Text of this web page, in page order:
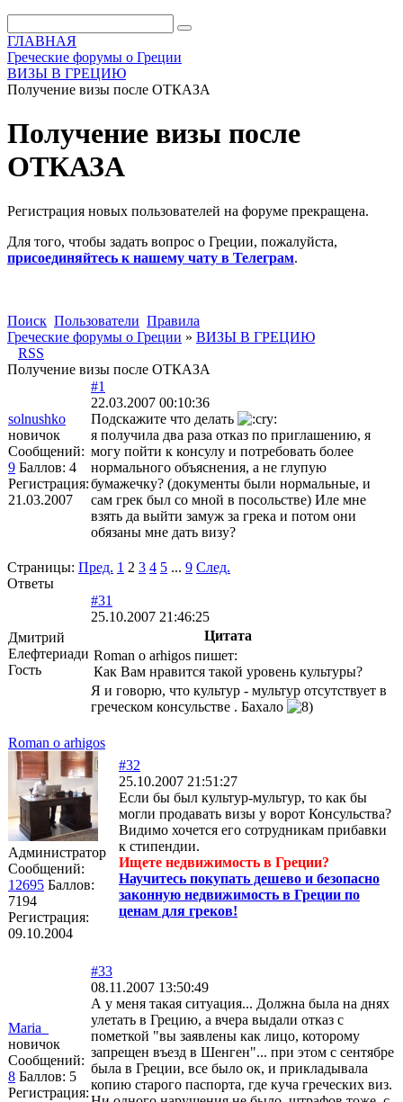
ГЛАВНАЯ
Греческие форумы о Греции
ВИЗЫ В ГРЕЦИЮ
Получение визы после ОТКАЗА
Получение визы после
ОТКАЗА
Регистрация новых пользователей на форуме прекращена.
Для того, чтобы задать вопрос о Греции, пожалуйста,
присоединяйтесь к нашему чату в Телеграм.
Поиск Пользователи Правила
Греческие форумы о Греции » ВИЗЫ В ГРЕЦИЮ
RSS
Получение визы после ОТКАЗА
solnushko
новичок
Сообщений:
9 Баллов: 4
Регистрация:
21.03.2007
#1
22.03.2007 00:10:36
Подскажите что делать
я получила два раза отказ по приглашению, я
могу пойти к консулу и потребовать более
нормального объяснения, а не глупую
бумажечку? (документы были нормальные, и
сам грек был со мной в посольстве) Иле мне
взять да выйти замуж за грека и потом они
обязаны мне дать визу?
Страницы: Пред. 1 2 3 4 5 ... 9 След.
Ответы
Дмитрий
Елефтериади
Гость
#31
25.10.2007 21:46:25
Цитата
Roman o arhigos пишет:
Как Вам нравится такой уровень культуры?
Я и говорю, что культур - мультур отсутствует в
греческом консульстве . Бахало
Roman o arhigos
Администратор
Сообщений:
12695 Баллов:
7194
Регистрация:
09.10.2004
#32
25.10.2007 21:51:27
Если бы был культур-мультур, то как бы
могли продавать визы у ворот Консульства?
Видимо хочется его сотрудникам прибавки
к стипендии.
Ищете недвижимость в Греции?
Научитесь покупать дешево и безопасно
законную недвижимость в Греции по
ценам для греков!
Maria_
новичок
Сообщений:
8 Баллов: 5
Регистрация:
#33
08.11.2007 13:50:49
А у меня такая ситуация... Должна была на днях
улетать в Грецию, а вчера выдали отказ с
пометкой "вы заявлены как лицо, которому
запрещен въезд в Шенген"... при этом с сентябре
была в Греции, все было ок, и прикладывала
копию старого паспорта, где куча греческих виз.